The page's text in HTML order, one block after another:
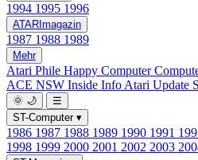
1994 1995 1996
ATARImagazin
1987 1988 1989
Mehr
Atari Phile Happy Computer
ACE NSW Inside Info Atari Update
🌞 🌙
☰
ST-Computer ▾
1986 1987 1988 1989 1990 1991
1998 1999 2000 2001 2002 2003